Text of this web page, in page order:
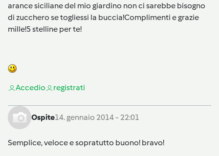
arance siciliane del mio giardino non ci sarebbe bisogno
di zucchero se togliessi la buccia!Complimenti e grazie
mille!5 stelline per te!
Accedio registrati
Ospite14. gennaio 2014 - 22:01
Semplice, veloce e sopratutto buono! bravo!